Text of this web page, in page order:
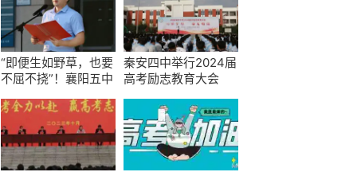
“即便生如野草，也要
不屈不挠”！襄阳五中
里》《八角笼中》激
励学生
秦安四中举行2024届
高考励志教育大会